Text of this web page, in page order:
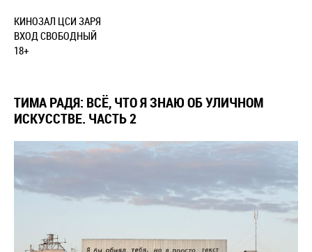
КИНОЗАЛ ЦСИ ЗАРЯ
ВХОД СВОБОДНЫЙ
18+
ТИМА РАДЯ: ВСЁ, ЧТО Я ЗНАЮ ОБ УЛИЧНОМ
ИСКУССТВЕ. ЧАСТЬ 2